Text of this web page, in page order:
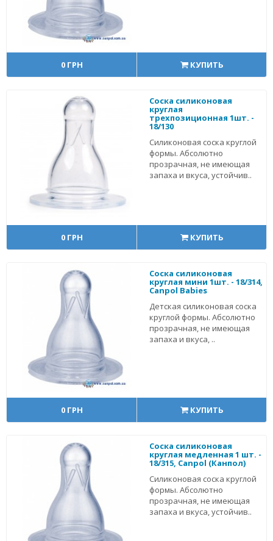
0 ГРН КУПИТЬ
Соска силиконовая
круглая
трехпозиционная 1шт. -
18/130
Силиконовая соска круглой
формы. Абсолютно
прозрачная, не имеющая
запаха и вкуса, устойчив..
0 ГРН КУПИТЬ
Соска силиконовая
круглая мини 1шт. - 18/314,
Canpol Babies
Детская силиконовая соска
круглой формы. Абсолютно
прозрачная, не имеющая
запаха и вкуса, ..
0 ГРН КУПИТЬ
Соска силиконовая
круглая медленная 1 шт. -
18/315, Canpol (Канпол)
Силиконовая соска круглой
формы. Абсолютно
прозрачная, не имеющая
запаха и вкуса, устойчив..